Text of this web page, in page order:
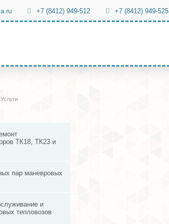
+7 (8412) 949-512 +7 (8412) 949-525
Услуги
ТК18, ТК23 и
пар маневровых
и
тепловозов